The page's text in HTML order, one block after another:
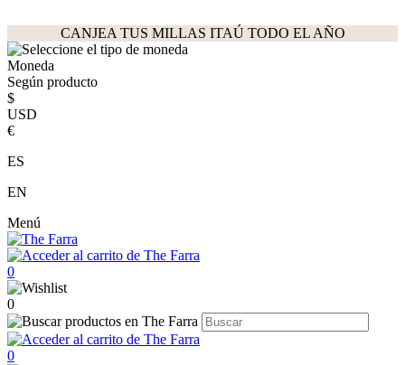
CANJEA TUS MILLAS ITAÚ TODO EL AÑO
Moneda
Según producto
$
USD
€
ES
EN
Menú
0
0
0